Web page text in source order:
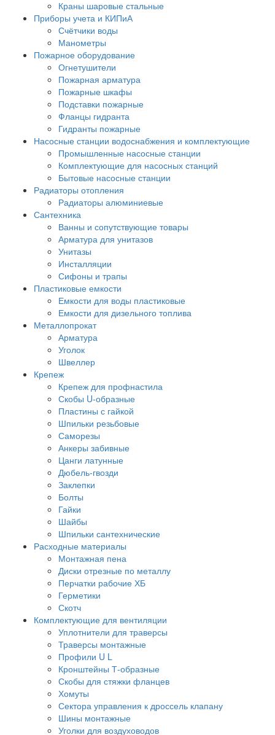
Краны шаровые стальные
Приборы учета и КИПиА
Счётчики воды
Манометры
Пожарное оборудование
Огнетушители
Пожарная арматура
Пожарные шкафы
Подставки пожарные
Фланцы гидранта
Гидранты пожарные
Насосные станции водоснабжения и комплектующие
Промышленные насосные станции
Комплектующие для насосных станций
Бытовые насосные станции
Радиаторы отопления
Радиаторы алюминиевые
Сантехника
Ванны и сопутствующие товары
Арматура для унитазов
Унитазы
Инсталляции
Сифоны и трапы
Пластиковые емкости
Емкости для воды пластиковые
Емкости для дизельного топлива
Металлопрокат
Арматура
Уголок
Швеллер
Крепеж
Крепеж для профнастила
Скобы U-образные
Пластины с гайкой
Шпильки резьбовые
Саморезы
Анкеры забивные
Цанги латунные
Дюбель-гвозди
Заклепки
Болты
Гайки
Шайбы
Шпильки сантехнические
Расходные материалы
Монтажная пена
Диски отрезные по металлу
Перчатки рабочие ХБ
Герметики
Скотч
Комплектующие для вентиляции
Уплотнители для траверсы
Траверсы монтажные
Профили U L
Кронштейны Т-образные
Скобы для стяжки фланцев
Хомуты
Сектора управления к дроссель клапану
Шины монтажные
Уголки для воздуховодов